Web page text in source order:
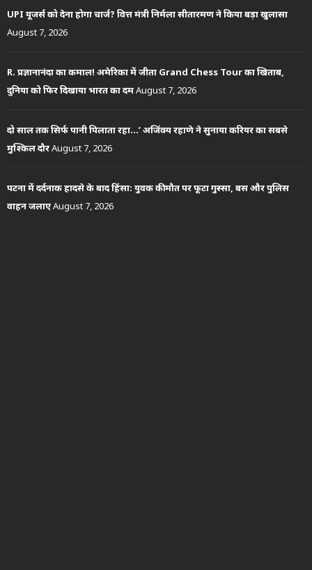
UPI यूजर्स को देना होगा चार्ज? वित्त मंत्री निर्मला सीतारमण ने किया बड़ा खुलासा
August 7, 2026
R. प्रज्ञानानंदा का कमाल! अमेरिका में जीता Grand Chess Tour का खिताब,
दुनिया को फिर दिखाया भारत का दमAugust 7, 2026
दो साल तक सिर्फ पानी पिलाता रहा…’ अजिंक्य रहाणे ने सुनाया करियर का सबसे
मुश्किल दौरAugust 7, 2026
पटना में दर्दनाक हादसे के बाद हिंसा: युवक की मौत पर फूटा गुस्सा, बस और पुलिस
वाहन जलाएAugust 7, 2026